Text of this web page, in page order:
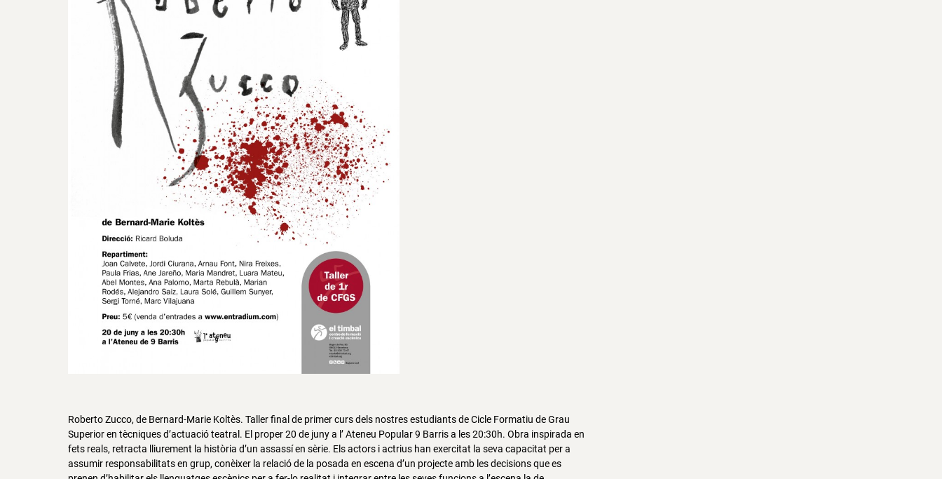
Roberto Zucco, de Bernard-Marie Koltès. Taller final de primer curs dels nostres estudiants de Cicle Formatiu de Grau
Superior en tècniques d’actuació teatral. El proper 20 de juny a l’ Ateneu Popular 9 Barris a les 20:30h. Obra inspirada en
fets reals, retracta lliurement la història d’un assassí en sèrie. Els actors i actrius han exercitat la seva capacitat per a
assumir responsabilitats en grup, conèixer la relació de la posada en escena d’un projecte amb les decisions que es